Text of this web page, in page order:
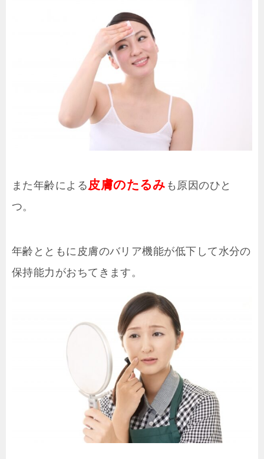
また年齢による皮膚のたるみ も原因のひと
つ。
年齢とともに皮膚のバリア機能が低下して水分の
保持能力がおちてきます。